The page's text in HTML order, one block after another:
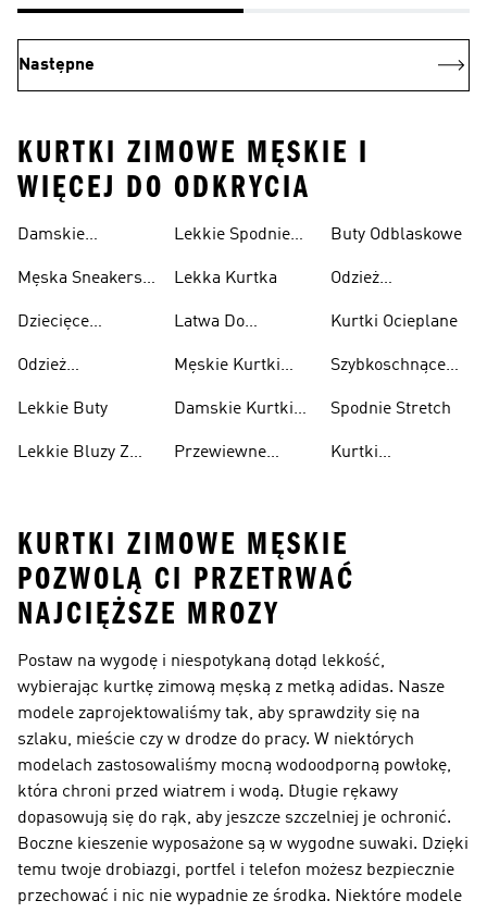
Następne
KURTKI ZIMOWE MĘSKIE I
WIĘCEJ DO ODKRYCIA
Damskie
Przewiewne
Męska Sneakersy
Dziecięce
Przewiewne
Odzież
Lekkie Buty
Lekkie Bluzy Z
Lekkie Spodnie
Lekka Kurtka
Latwa Do
Kurtki
Męskie Kurtki
Damskie Kurtki
Przewiewne
Buty Odblaskowe
Odzież
Kurtki Ocieplane
Szybkoschnące
Spodnie Stretch
Kurtki
KURTKI ZIMOWE MĘSKIE
POZWOLĄ CI PRZETRWAĆ
NAJCIĘŻSZE MROZY
Postaw na wygodę i niespotykaną dotąd lekkość,
wybierając kurtkę zimową męską z metką adidas. Nasze
modele zaprojektowaliśmy tak, aby sprawdziły się na
szlaku, mieście czy w drodze do pracy. W niektórych
modelach zastosowaliśmy mocną wodoodporną powłokę,
która chroni przed wiatrem i wodą. Długie rękawy
dopasowują się do rąk, aby jeszcze szczelniej je ochronić.
Boczne kieszenie wyposażone są w wygodne suwaki. Dzięki
temu twoje drobiazgi, portfel i telefon możesz bezpiecznie
przechować i nic nie wypadnie ze środka. Niektóre modele